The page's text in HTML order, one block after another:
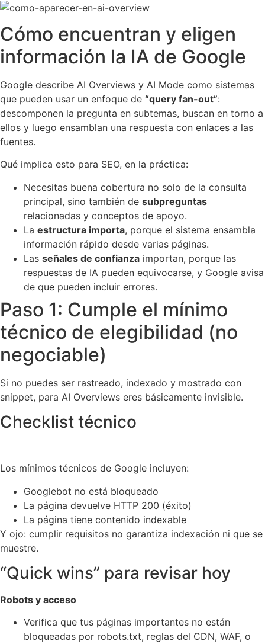
Cómo encuentran y eligen
información la IA de Google
Google describe AI Overviews y AI Mode como sistemas
que pueden usar un enfoque de “query fan-out”:
descomponen la pregunta en subtemas, buscan en torno a
ellos y luego ensamblan una respuesta con enlaces a las
fuentes.
Qué implica esto para SEO, en la práctica:
Necesitas buena cobertura no solo de la consulta
principal, sino también de subpreguntas
relacionadas y conceptos de apoyo.
La estructura importa, porque el sistema ensambla
información rápido desde varias páginas.
Las señales de confianza importan, porque las
respuestas de IA pueden equivocarse, y Google avisa
de que pueden incluir errores.
Paso 1: Cumple el mínimo
técnico de elegibilidad (no
negociable)
Si no puedes ser rastreado, indexado y mostrado con
snippet, para AI Overviews eres básicamente invisible.
Checklist técnico
Los mínimos técnicos de Google incluyen:
Googlebot no está bloqueado
La página devuelve HTTP 200 (éxito)
La página tiene contenido indexable
Y ojo: cumplir requisitos no garantiza indexación ni que se
muestre.
“Quick wins” para revisar hoy
Robots y acceso
Verifica que tus páginas importantes no están
bloqueadas por robots.txt, reglas del CDN, WAF, o